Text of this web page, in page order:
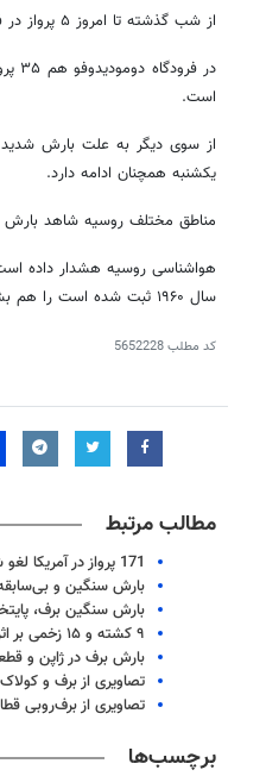
از شب گذشته تا امروز ۵ پرواز در فرودگاه فنوکووو با تاخیر انجام شده و چهار پرواز دیگر هم لغو شده است.
است.
از سوی دیگر به علت بارش
یکشنبه همچنان ادامه دارد.
مناطق مختلف روسیه شاهد بارش
هواشناسی روسیه هشدار داده
سال ۱۹۶۰ ثبت شده است را هم بشکند.
کد مطلب5652228
مطالب مرتبط
171 پرواز در آمریکا لغو شد
بارش سنگین و
بارش سنگین برف،
۹ کشته و ۱۵ زخمی بر اثر بارش برف در روسیه
بارش برف در ژاپن و
تصاویری از برف و
تصاویری از برف‌روبی
برچسب‌ها